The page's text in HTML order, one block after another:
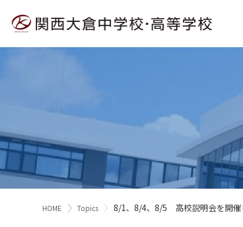
HOME Topics 8/1、8/4、8/5 高校説明会を開催